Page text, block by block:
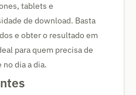
tablets e
de download. Basta
e obter o resultado em
para quem precisa de
dia a dia.